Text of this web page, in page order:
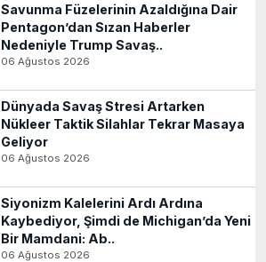
Savunma Füzelerinin Azaldığına Dair
Pentagon’dan Sızan Haberler
Nedeniyle Trump Savaş..
06 Ağustos 2026
Dünyada Savaş Stresi Artarken
Nükleer Taktik Silahlar Tekrar Masaya
Geliyor
06 Ağustos 2026
Siyonizm Kalelerini Ardı Ardına
Kaybediyor, Şimdi de Michigan’da Yeni
Bir Mamdani: Ab..
06 Ağustos 2026